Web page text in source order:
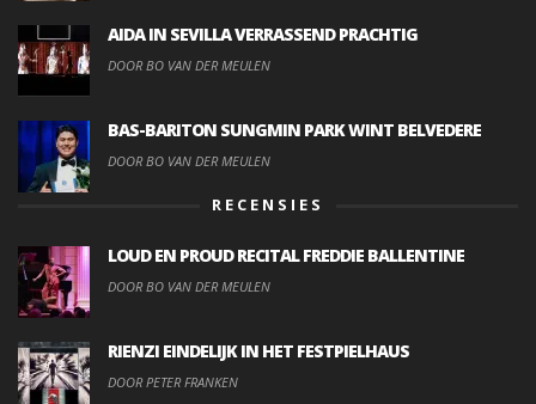
AIDA IN SEVILLA VERRASSEND PRACHTIG
DOOR BO VAN DER MEULEN
BAS-BARITON SUNGMIN PARK WINT BELVEDERE
DOOR BO VAN DER MEULEN
RECENSIES
LOUD EN PROUD RECITAL FREDDIE BALLENTINE
DOOR BO VAN DER MEULEN
RIENZI EINDELIJK IN HET FESTPIELHAUS
DOOR PETER FRANKEN